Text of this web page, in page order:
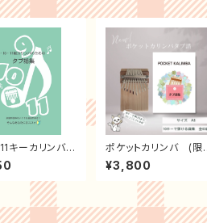
キーカリンバの
用タブ譜
ポケットカリンバ (限
定50台)ソフトケース 付
+専用タブ譜付
¥3,800